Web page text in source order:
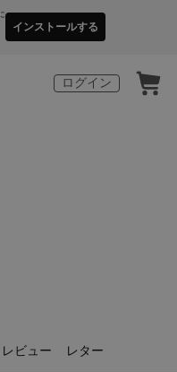
インストールする
ログイン
レビュー レター